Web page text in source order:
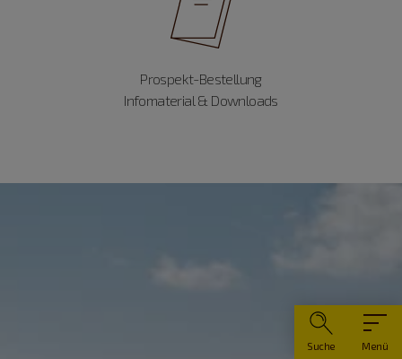
Menü
Suche
Prospekt-Bestellung
Infomaterial & Downloads